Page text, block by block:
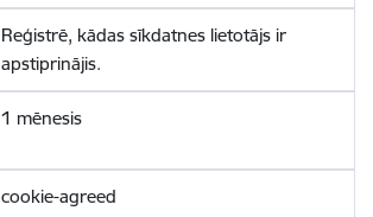
Reģistrē, kādas sīkdatnes lietotājs ir
apstiprinājis.
1 mēnesis
cookie-agreed